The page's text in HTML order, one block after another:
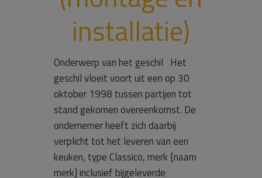
installatie)
Onderwerp van het geschil Het
geschil vloeit voort uit een op 30
oktober 1998 tussen partijen tot
stand gekomen overeenkomst. De
ondernemer heeft zich daarbij
verplicht tot het leveren van een
keuken, type Classico, merk [naam
merk] inclusief bijgeleverde